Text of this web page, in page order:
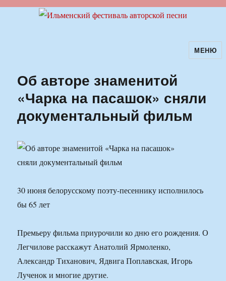
Ильменский фестиваль авторской
песни
МЕНЮ
Об авторе знаменитой
«Чарка на пасашок» сняли
документальный фильм
30 июня белорусскому поэту-песеннику исполнилось
бы 65 лет
Премьеру фильма приурочили ко дню его рождения. О
Легчилове расскажут Анатолий Ярмоленко,
Александр Тиханович, Ядвига Поплавская, Игорь
Лученок и многие другие.